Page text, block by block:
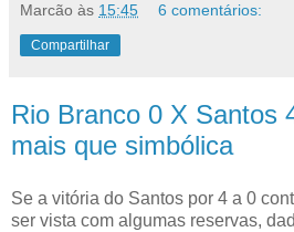
Marcão às 15:45 6 comentários:
Compartilhar
Rio Branco 0 X Santos
mais que simbólica
Se a vitória do Santos por 4 a 0
ser vista com algumas reservas,